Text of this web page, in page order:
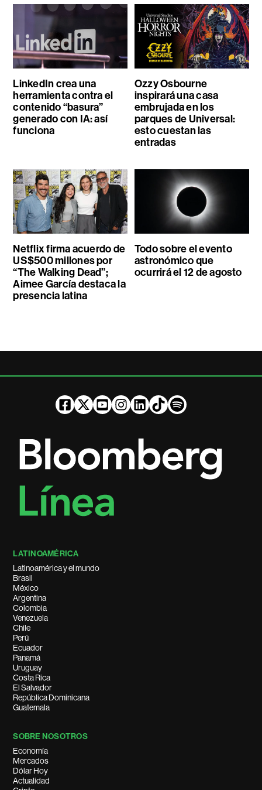
LinkedIn crea una
herramienta contra el
contenido “basura”
generado con IA: así
funciona
Ozzy Osbourne
inspirará una casa
embrujada en los
parques de Universal:
esto cuestan las
entradas
Netflix firma acuerdo de
US$500 millones por
“The Walking Dead”;
Aimee García destaca la
presencia latina
Todo sobre el evento
astronómico que
ocurrirá el 12 de agosto
LATINOAMÉRICA
Latinoamérica y el mundo
Brasil
México
Argentina
Colombia
Venezuela
Chile
Perú
Ecuador
Panamá
Uruguay
Costa Rica
El Salvador
República Dominicana
Guatemala
SOBRE NOSOTROS
Economía
Mercados
Dólar Hoy
Actualidad